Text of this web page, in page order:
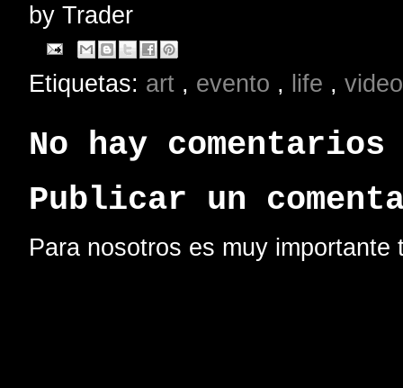
by Trader
Etiquetas: art , evento , life ,
No hay
Publicar un
Para nosotros es muy